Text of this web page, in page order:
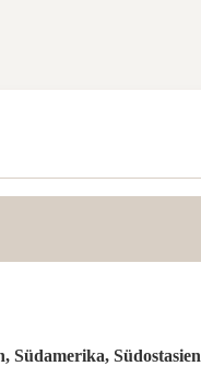
Südamerika, Südostasien